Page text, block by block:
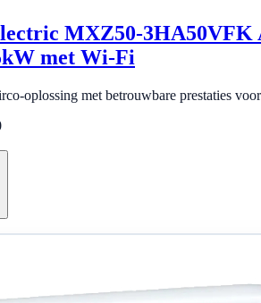
MXZ50-3HA50VFK
met Wi-Fi
oplossing met betrouwbare prestaties